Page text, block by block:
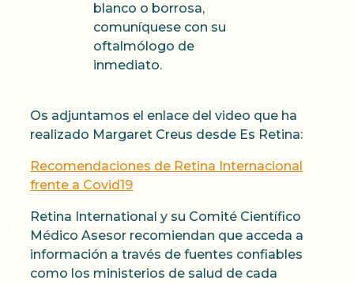
blanco o borrosa,
comuníquese con su
oftalmólogo de
inmediato.
Os adjuntamos el enlace del video que ha
realizado Margaret Creus desde Es Retina:
Recomendaciones de Retina Internacional
frente a Covid19
Retina International y su Comité Científico
Médico Asesor recomiendan que acceda a
información a través de fuentes confiables
como los ministerios de salud de cada